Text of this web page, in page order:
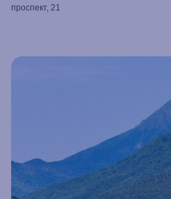
проспект, 21